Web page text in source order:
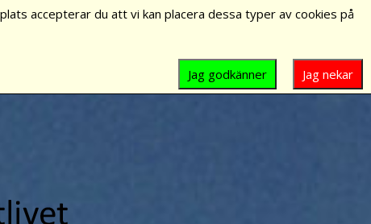
accepterar du att vi kan placera dessa typer av cookies på
Jag nekar
Jag godkänner